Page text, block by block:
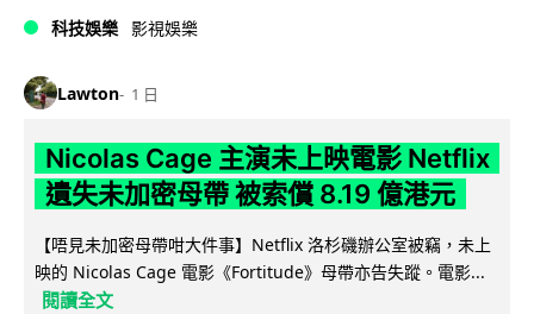
科技娛樂 影視娛樂
Lawton 1 日
Nicolas Cage 主演未上映電影 Netflix
遺失未加密母帶 被索償 8.19 億港元
【唔見未加密母帶咁大件事】Netflix 洛杉磯辦公室被竊，未上
映的 Nicolas Cage 電影《Fortitude》母帶亦告失蹤。電影...
閱讀全文